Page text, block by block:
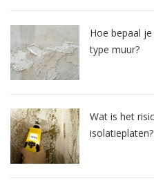
Hoe bepaal
type muur?
Wat is het
isolatieplaten?